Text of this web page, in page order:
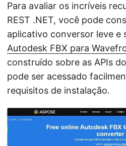
Para avaliar os incríveis
REST .NET, você pode
aplicativo conversor leve e
Autodesk FBX para
construído sobre as APIs
pode ser acessado
requisitos de instalação.